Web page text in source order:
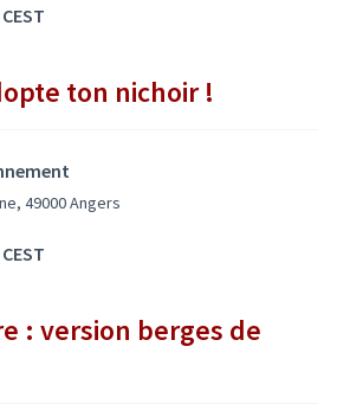
ton nichoir !
49000 Angers
: version berges de